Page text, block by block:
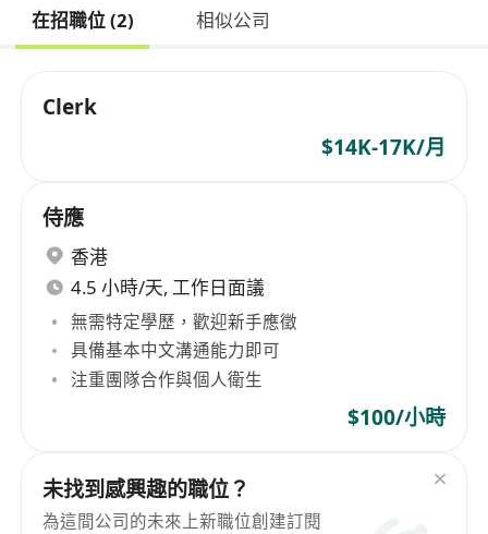
在招職位 (2) 相似公司
Clerk
$14K-17K/月
侍應
香港
4.5 小時/天, 工作日面議
無需特定學歷，歡迎新手應徵
具備基本中文溝通能力即可
注重團隊合作與個人衛生
$100/小時
未找到感興趣的職位？
為這間公司的未來上新職位創建訂閱